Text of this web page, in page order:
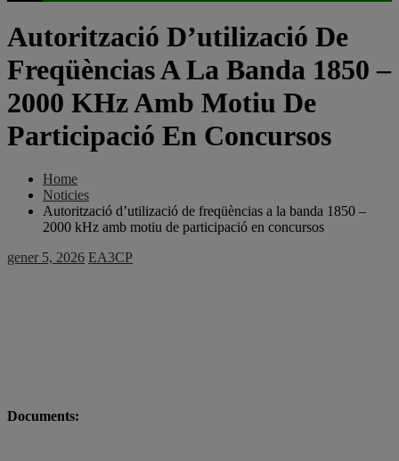
Autorització D’utilizació De
Freqüèncias A La Banda 1850 –
2000 KHz Amb Motiu De
Participació En Concursos
Home
Noticies
Autorització d’utilizació de freqüèncias a la banda 1850 –
2000 kHz amb motiu de participació en concursos
gener 5, 2026 EA3CP
Documents: